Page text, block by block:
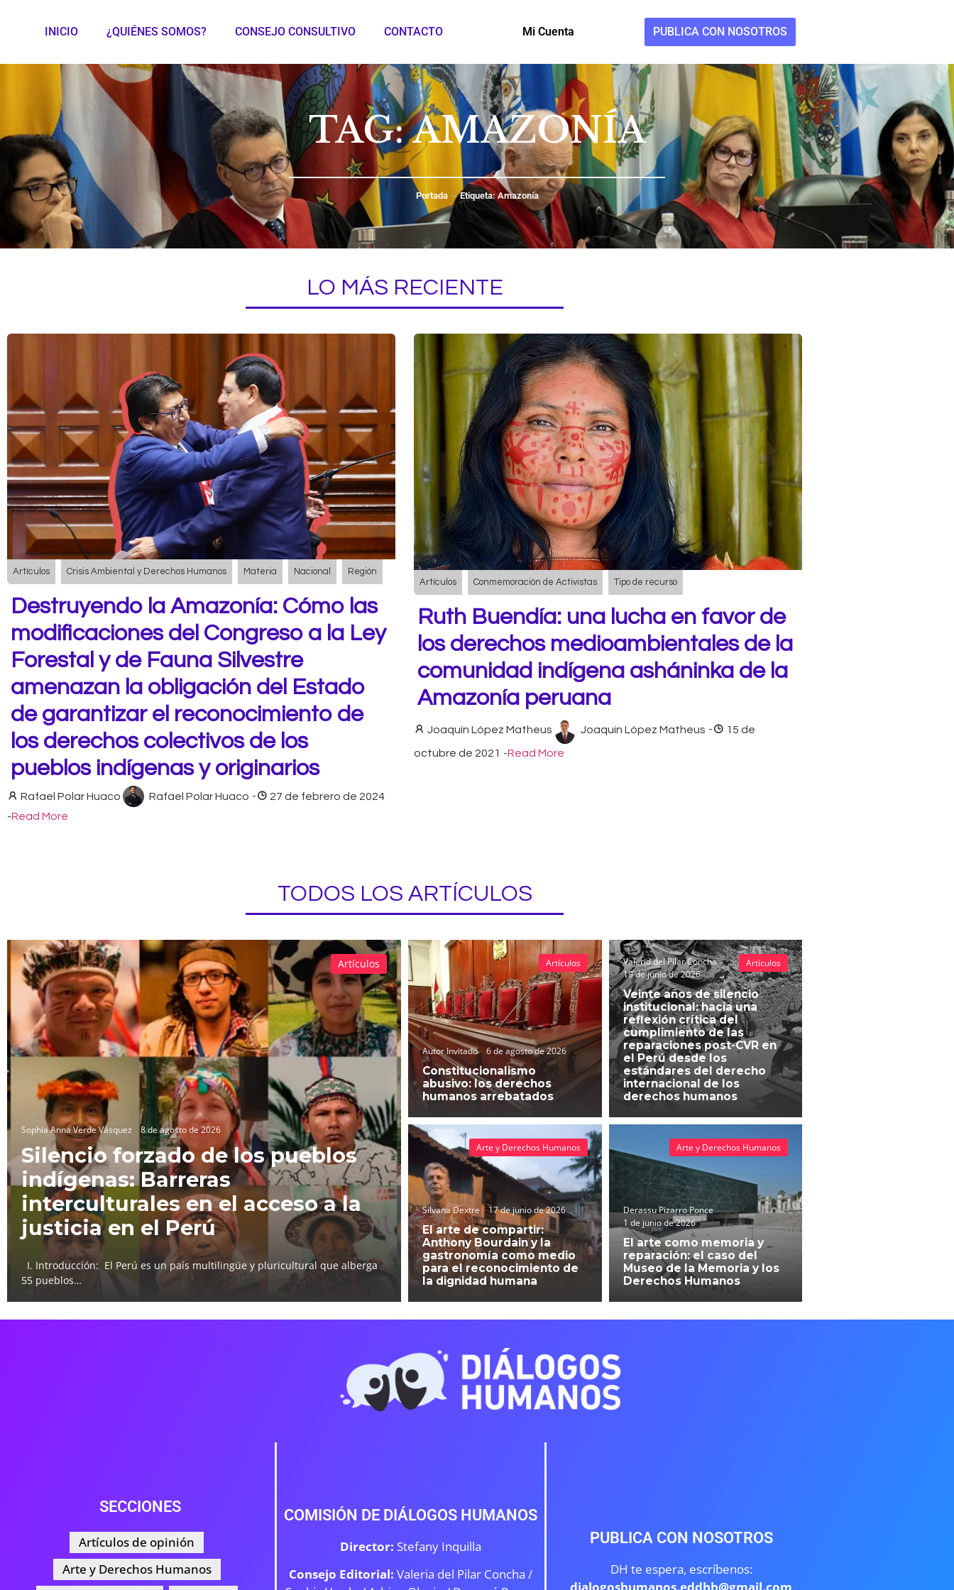
INICIO ¿QUIÉNES SOMOS? CONSEJO CONSULTIVO CONTACTO Mi Cuenta PUBLICA CON NOSOTROS
TAG: AMAZONÍA
Portada Etiqueta: Amazonía
LO MÁS RECIENTE
Artículos Crisis Ambiental y Derechos Humanos Materia Nacional Región
Destruyendo la Amazonía: Cómo las
modificaciones del Congreso a la Ley
Forestal y de Fauna Silvestre
amenazan la obligación del Estado
de garantizar el reconocimiento de
los derechos colectivos de los
pueblos indígenas y originarios
Rafael Polar Huaco Rafael Polar Huaco -
27 de febrero de 2024
-Read More
Artículos Conmemoración de Activistas Tipo de recurso
Ruth Buendía: una lucha en favor de
los derechos medioambientales de la
comunidad indígena asháninka de la
Amazonía peruana
Joaquín López Matheus Joaquín López Matheus - 15 de
octubre de 2021 -Read More
TODOS LOS ARTÍCULOS
Sophia Anna Verde Vásquez 8 de agosto de 2026
Silencio forzado de los pueblos
indígenas: Barreras
interculturales en el acceso a la
justicia en el Perú
I. Introducción: El Perú es un país multilingüe y pluricultural que alberga
55 pueblos…
Artículos
Autor Invitado 6 de agosto de 2026
Constitucionalismo
abusivo: los derechos
humanos arrebatados
Artículos
Valeria del Pilar Concha
19 de junio de 2026
Veinte años de silencio
institucional: hacia una
reflexión crítica del
cumplimiento de las
reparaciones post-CVR en
el Perú desde los
estándares del derecho
internacional de los
derechos humanos
Artículos
Silvana Dextre 17 de junio de 2026
El arte de compartir:
Anthony Bourdain y la
gastronomía como medio
para el reconocimiento de
la dignidad humana
Arte y Derechos Humanos
Derassu Pizarro Ponce
1 de junio de 2026
El arte como memoria y
reparación: el caso del
Museo de la Memoria y los
Derechos Humanos
Arte y Derechos Humanos
SECCIONES
Artículos de opinión
Arte y Derechos Humanos
COMISIÓN DE DIÁLOGOS HUMANOS
Director: Stefany Inquilla
Consejo Editorial: Valeria del Pilar Concha /
PUBLICA CON NOSOTROS
DH te espera, escríbenos:
dialogoshumanos.eddhh@gmail.com